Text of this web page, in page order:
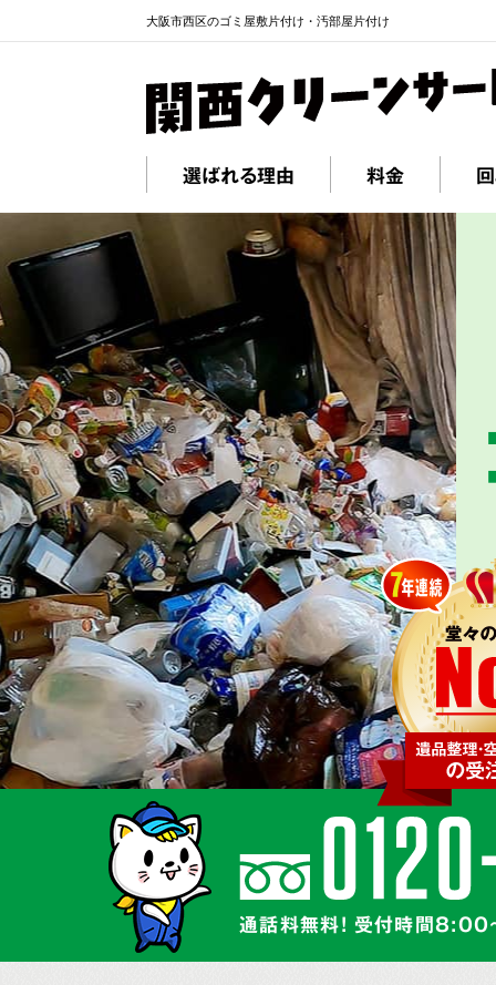
大阪市西区のゴミ屋敷片付け・汚部屋片付け
選ばれる理由 料金
通話料無料! 受付時間8:00